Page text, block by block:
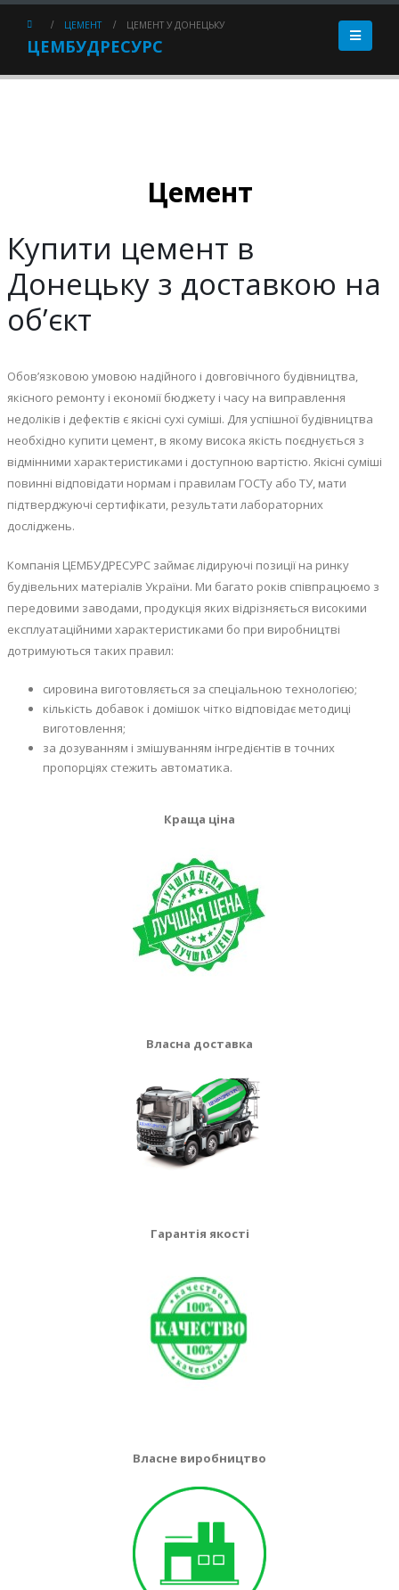
ЦЕМБУДРЕСУРС
ЦЕМЕНТ ЦЕМЕНТ У ДОНЕЦЬКУ
Цемент
Купити цемент в
Донецьку з доставкою на
об’єкт
Обов’язковою умовою надійного і довговічного будівництва,
якісного ремонту і економії бюджету і часу на виправлення
недоліків і дефектів є якісні сухі суміші. Для успішної будівництва
необхідно купити цемент, в якому висока якість поєднується з
відмінними характеристиками і доступною вартістю. Якісні суміші
повинні відповідати нормам і правилам ГОСТу або ТУ, мати
підтверджуючі сертифікати, результати лабораторних
досліджень.
Компанія ЦЕМБУДРЕСУРС займає лідируючі позиції на ринку
будівельних матеріалів України. Ми багато років співпрацюємо з
передовими заводами, продукція яких відрізняється високими
експлуатаційними характеристиками бо при виробництві
дотримуються таких правил:
сировина виготовляється за спеціальною технологією;
кількість добавок і домішок чітко відповідає методиці
виготовлення;
за дозуванням і змішуванням інгредієнтів в точних
пропорціях стежить автоматика.
Краща ціна
Власна доставка
Гарантія якості
Власне виробництво